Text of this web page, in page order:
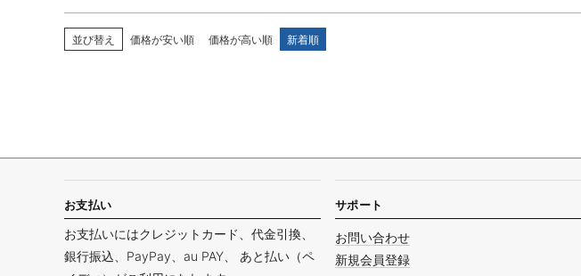
並び替え 価格が安い順 価格が高い順 新着順
お支払い
お支払いにはクレジットカード、代金引換、
銀行振込、PayPay、au PAY、 あと払い（ペ
サポート
お問い合わせ
新規会員登録